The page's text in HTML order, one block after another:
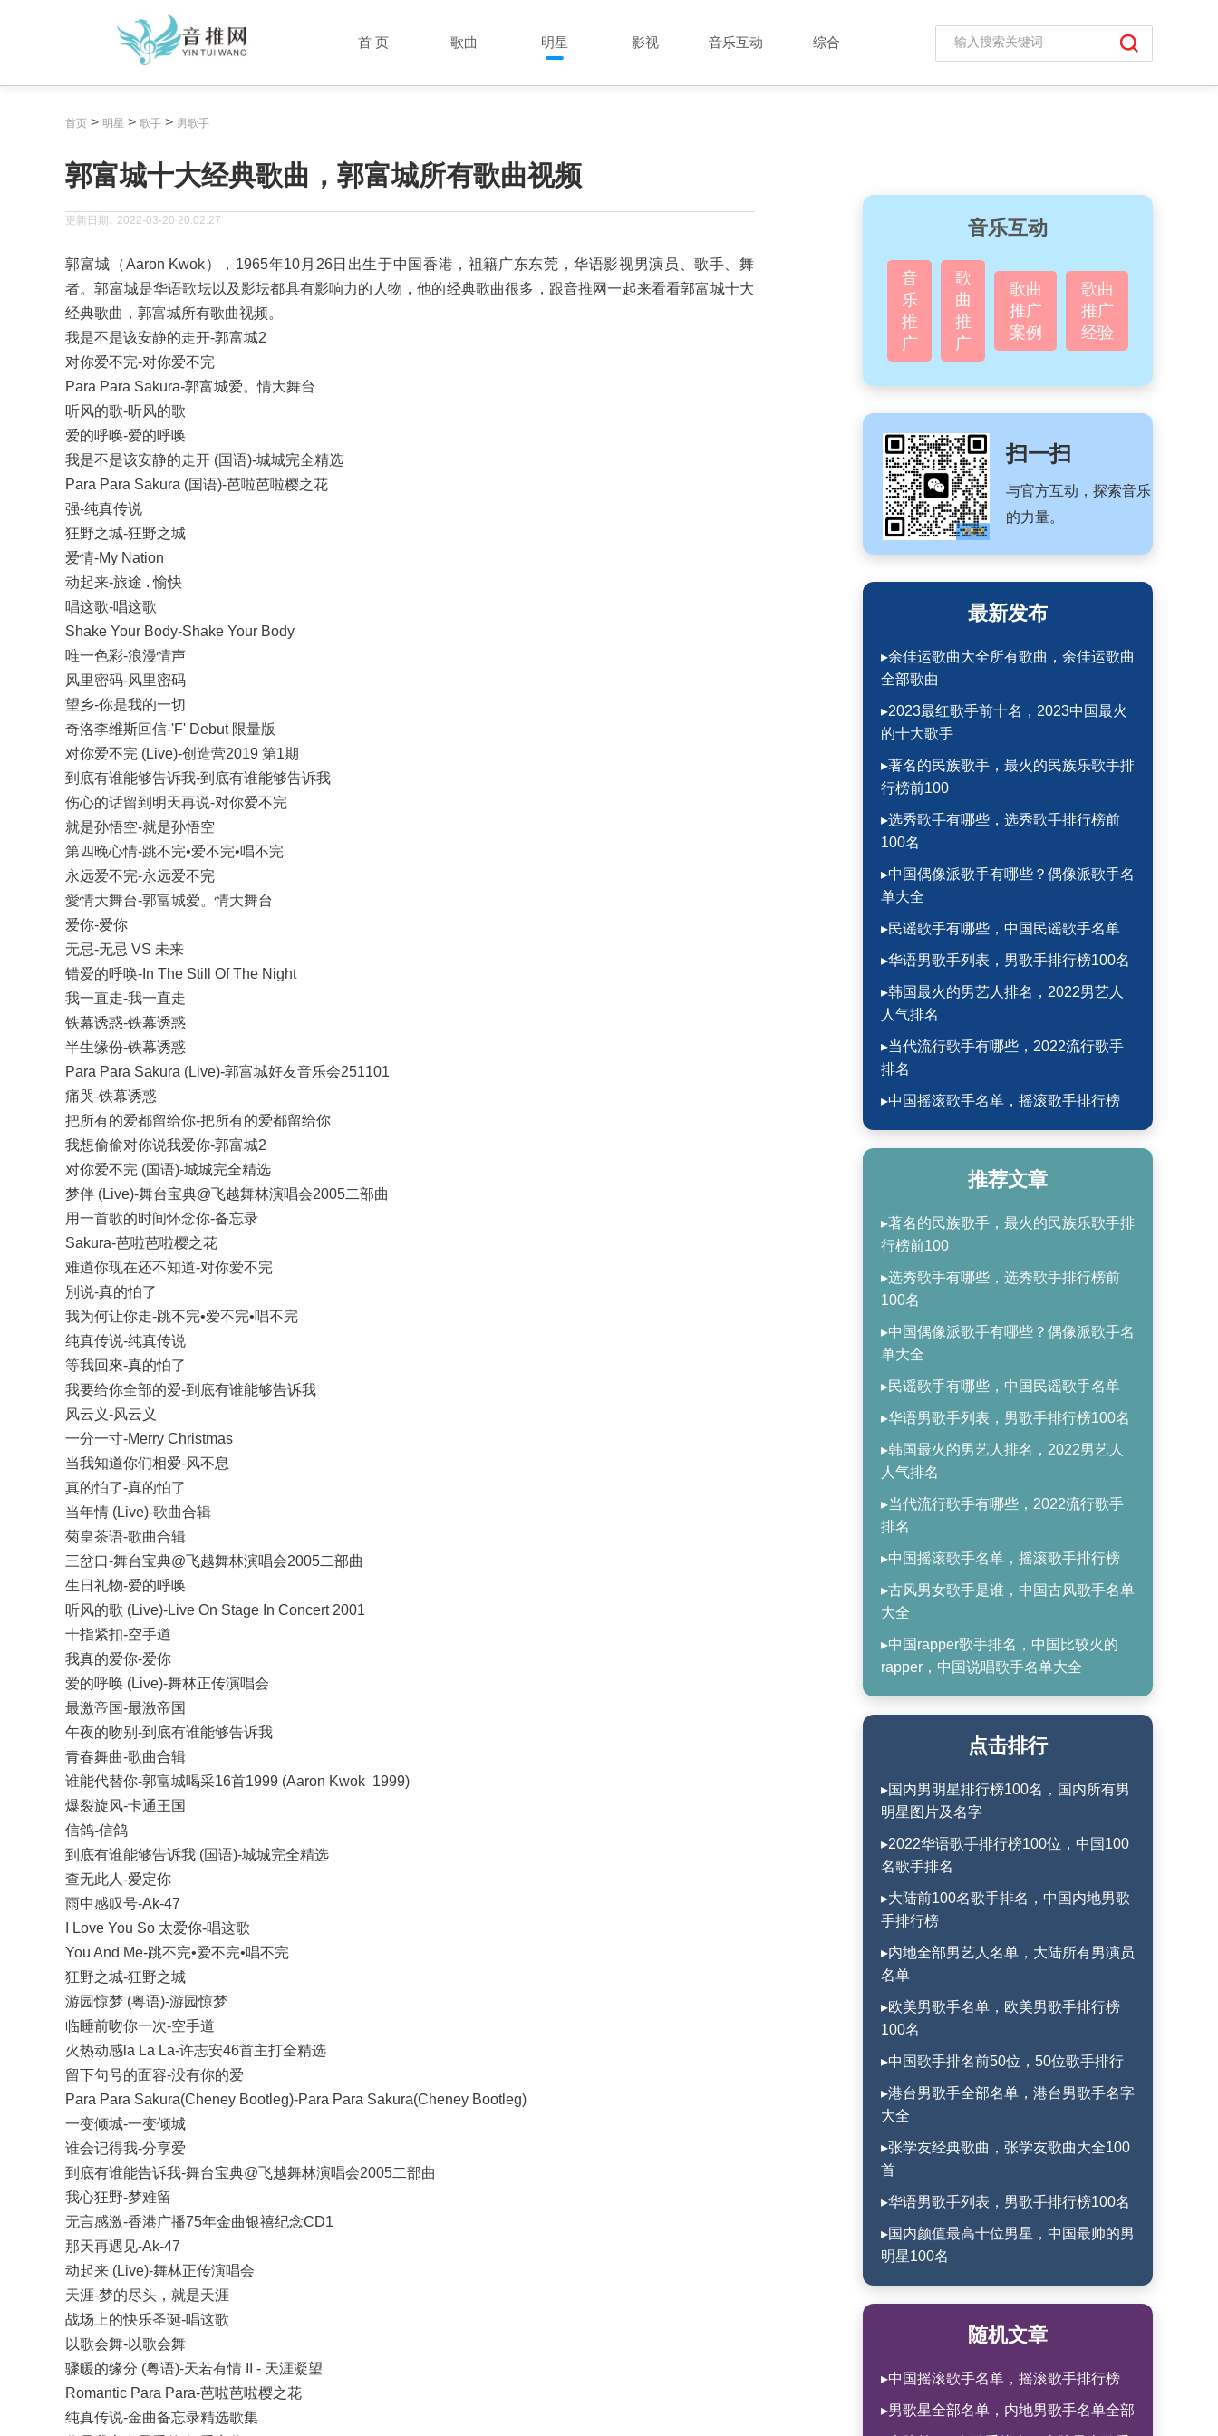
首 页 歌曲 明星 影视 音乐互动 综合
首页 > 明星 > 歌手 > 男歌手
郭富城十大经典歌曲，郭富城所有歌曲视频
更新日期: 2022-03-20 20:02:27
郭富城（Aaron Kwok），1965年10月26日出生于中国香港，祖籍广东东莞，华语影视男演员、歌手、舞
者。郭富城是华语歌坛以及影坛都具有影响力的人物，他的经典歌曲很多，跟音推网一起来看看郭富城十大
经典歌曲，郭富城所有歌曲视频。
我是不是该安静的走开-郭富城2
对你爱不完-对你爱不完
Para Para Sakura-郭富城爱。情大舞台
听风的歌-听风的歌
爱的呼唤-爱的呼唤
我是不是该安静的走开 (国语)-城城完全精选
Para Para Sakura (国语)-芭啦芭啦樱之花
强-纯真传说
狂野之城-狂野之城
爱情-My Nation
动起来-旅途 . 愉快
唱这歌-唱这歌
Shake Your Body-Shake Your Body
唯一色彩-浪漫情声
风里密码-风里密码
望乡-你是我的一切
奇洛李维斯回信-'F' Debut 限量版
对你爱不完 (Live)-创造营2019 第1期
到底有谁能够告诉我-到底有谁能够告诉我
伤心的话留到明天再说-对你爱不完
就是孙悟空-就是孙悟空
第四晚心情-跳不完•爱不完•唱不完
永远爱不完-永远爱不完
愛情大舞台-郭富城爱。情大舞台
爱你-爱你
无忌-无忌 VS 未来
错爱的呼唤-In The Still Of The Night
我一直走-我一直走
铁幕诱惑-铁幕诱惑
半生缘份-铁幕诱惑
Para Para Sakura (Live)-郭富城好友音乐会251101
痛哭-铁幕诱惑
把所有的爱都留给你-把所有的爱都留给你
我想偷偷对你说我爱你-郭富城2
对你爱不完 (国语)-城城完全精选
梦伴 (Live)-舞台宝典@飞越舞林演唱会2005二部曲
用一首歌的时间怀念你-备忘录
Sakura-芭啦芭啦樱之花
难道你现在还不知道-对你爱不完
別说-真的怕了
我为何让你走-跳不完•爱不完•唱不完
纯真传说-纯真传说
等我回來-真的怕了
我要给你全部的爱-到底有谁能够告诉我
风云义-风云义
一分一寸-Merry Christmas
当我知道你们相爱-风不息
真的怕了-真的怕了
当年情 (Live)-歌曲合辑
菊皇茶语-歌曲合辑
三岔口-舞台宝典@飞越舞林演唱会2005二部曲
生日礼物-爱的呼唤
听风的歌 (Live)-Live On Stage In Concert 2001
十指紧扣-空手道
我真的爱你-爱你
爱的呼唤 (Live)-舞林正传演唱会
最激帝国-最激帝国
午夜的吻别-到底有谁能够告诉我
青春舞曲-歌曲合辑
谁能代替你-郭富城喝采16首1999 (Aaron Kwok 1999)
爆裂旋风-卡通王国
信鸽-信鸽
到底有谁能够告诉我 (国语)-城城完全精选
查无此人-爱定你
雨中感叹号-Ak-47
I Love You So 太爱你-唱这歌
You And Me-跳不完•爱不完•唱不完
狂野之城-狂野之城
游园惊梦 (粤语)-游园惊梦
临睡前吻你一次-空手道
火热动感la La La-许志安46首主打全精选
留下句号的面容-没有你的爱
Para Para Sakura(Cheney Bootleg)-Para Para Sakura(Cheney Bootleg)
一变倾城-一变倾城
谁会记得我-分享爱
到底有谁能告诉我-舞台宝典@飞越舞林演唱会2005二部曲
我心狂野-梦难留
无言感激-香港广播75年金曲银禧纪念CD1
那天再遇见-Ak-47
动起来 (Live)-舞林正传演唱会
天涯-梦的尽头，就是天涯
战场上的快乐圣诞-唱这歌
以歌会舞-以歌会舞
骤暖的缘分 (粤语)-天若有情 II - 天涯凝望
Romantic Para Para-芭啦芭啦樱之花
纯真传说-金曲备忘录精选歌集
音乐互动
音
乐
推
广
歌
曲
推
广
歌曲
推广
案例
歌曲
推广
经验
扫一扫
与官方互动，探索音乐
的力量。
最新发布
▸余佳运歌曲大全所有歌曲，余佳运歌曲
全部歌曲
▸2023最红歌手前十名，2023中国最火
的十大歌手
▸著名的民族歌手，最火的民族乐歌手排
行榜前100
▸选秀歌手有哪些，选秀歌手排行榜前
100名
▸中国偶像派歌手有哪些？偶像派歌手名
单大全
▸民谣歌手有哪些，中国民谣歌手名单
▸华语男歌手列表，男歌手排行榜100名
▸韩国最火的男艺人排名，2022男艺人
人气排名
▸当代流行歌手有哪些，2022流行歌手
排名
▸中国摇滚歌手名单，摇滚歌手排行榜
推荐文章
▸著名的民族歌手，最火的民族乐歌手排
行榜前100
▸选秀歌手有哪些，选秀歌手排行榜前
100名
▸中国偶像派歌手有哪些？偶像派歌手名
单大全
▸民谣歌手有哪些，中国民谣歌手名单
▸华语男歌手列表，男歌手排行榜100名
▸韩国最火的男艺人排名，2022男艺人
人气排名
▸当代流行歌手有哪些，2022流行歌手
排名
▸中国摇滚歌手名单，摇滚歌手排行榜
▸古风男女歌手是谁，中国古风歌手名单
大全
▸中国rapper歌手排名，中国比较火的
rapper，中国说唱歌手名单大全
点击排行
▸国内男明星排行榜100名，国内所有男
明星图片及名字
▸2022华语歌手排行榜100位，中国100
名歌手排名
▸大陆前100名歌手排名，中国内地男歌
手排行榜
▸内地全部男艺人名单，大陆所有男演员
名单
▸欧美男歌手名单，欧美男歌手排行榜
100名
▸中国歌手排名前50位，50位歌手排行
▸港台男歌手全部名单，港台男歌手名字
大全
▸张学友经典歌曲，张学友歌曲大全100
首
▸华语男歌手列表，男歌手排行榜100名
▸国内颜值最高十位男星，中国最帅的男
明星100名
随机文章
▸中国摇滚歌手名单，摇滚歌手排行榜
▸男歌星全部名单，内地男歌手名单全部